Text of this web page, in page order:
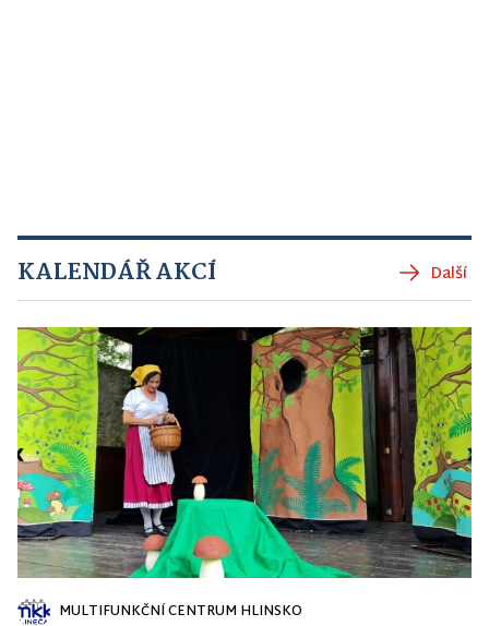
KALENDÁŘ AKCÍ Další
MULTIFUNKČNÍ CENTRUM HLINSKO